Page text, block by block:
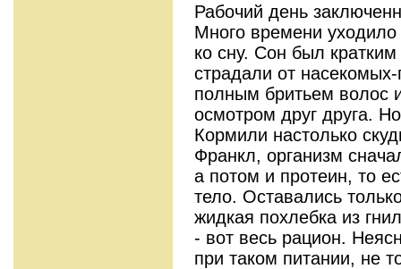
Рабочий день
Много времени уходило
ко сну. Сон был
страдали от
полным бритьем волос
осмотром друг друга.
Кормили настолько
Франкл, организм
а потом и протеин, то
тело. Оставались
жидкая похлебка из
- вот весь рацион.
при таком питании, не